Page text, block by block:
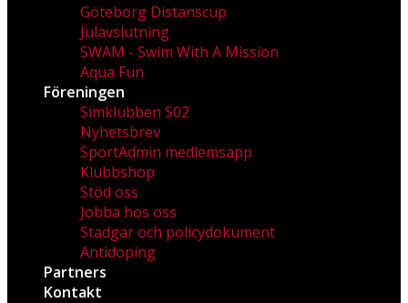
Göteborg Distanscup
Julavslutning
SWAM - Swim With A Mission
Aqua Fun
Föreningen
Simklubben S02
Nyhetsbrev
SportAdmin medlemsapp
Klubbshop
Stöd oss
Jobba hos oss
Stadgar och policydokument
Antidoping
Partners
Kontakt